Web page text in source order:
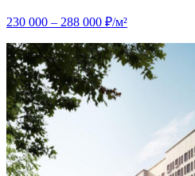
230 000 – 288 000 ₽/м²